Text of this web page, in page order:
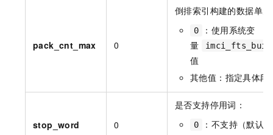
pack_cnt_max 0
倒排索引构建的数据单
0
：使用系统变
量
值
其他值：指定具体段
stop_word 0
是否支持停用词：
0 ：不支持（默认）